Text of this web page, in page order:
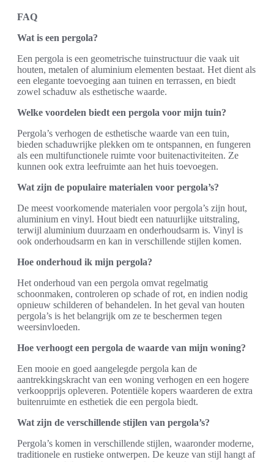
FAQ
Wat is een pergola?
Een pergola is een geometrische tuinstructuur die vaak uit
houten, metalen of aluminium elementen bestaat. Het dient als
een elegante toevoeging aan tuinen en terrassen, en biedt
zowel schaduw als esthetische waarde.
Welke voordelen biedt een pergola voor mijn tuin?
Pergola’s verhogen de esthetische waarde van een tuin,
bieden schaduwrijke plekken om te ontspannen, en fungeren
als een multifunctionele ruimte voor buitenactiviteiten. Ze
kunnen ook extra leefruimte aan het huis toevoegen.
Wat zijn de populaire materialen voor pergola’s?
De meest voorkomende materialen voor pergola’s zijn hout,
aluminium en vinyl. Hout biedt een natuurlijke uitstraling,
terwijl aluminium duurzaam en onderhoudsarm is. Vinyl is
ook onderhoudsarm en kan in verschillende stijlen komen.
Hoe onderhoud ik mijn pergola?
Het onderhoud van een pergola omvat regelmatig
schoonmaken, controleren op schade of rot, en indien nodig
opnieuw schilderen of behandelen. In het geval van houten
pergola’s is het belangrijk om ze te beschermen tegen
weersinvloeden.
Hoe verhoogt een pergola de waarde van mijn woning?
Een mooie en goed aangelegde pergola kan de
aantrekkingskracht van een woning verhogen en een hogere
verkoopprijs opleveren. Potentiële kopers waarderen de extra
buitenruimte en esthetiek die een pergola biedt.
Wat zijn de verschillende stijlen van pergola’s?
Pergola’s komen in verschillende stijlen, waaronder moderne,
traditionele en rustieke ontwerpen. De keuze van stijl hangt af